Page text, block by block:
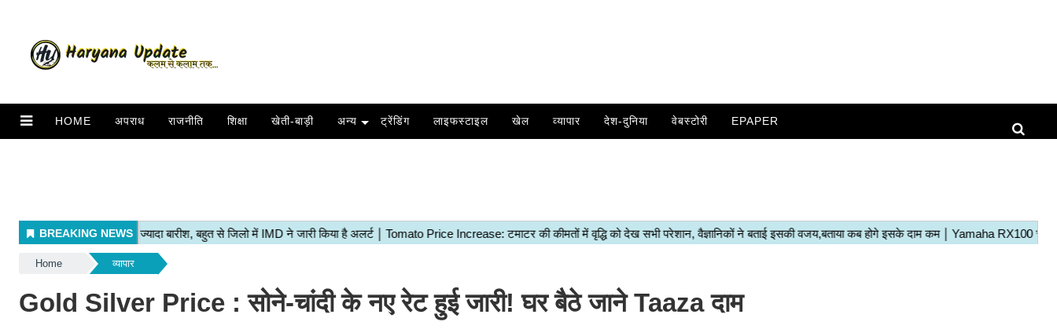
HOME अपराध राजनीति शिक्षा खेती-बाड़ी अन्य ट्रेंडिंग लाइफस्टाइल खेल व्यापार देश-दुनिया वेबस्टोरी EPAPER
Home व्यापार
Gold Silver Price : सोने-चांदी के नए रेट हुई जारी! घर बैठे जाने Taaza दाम